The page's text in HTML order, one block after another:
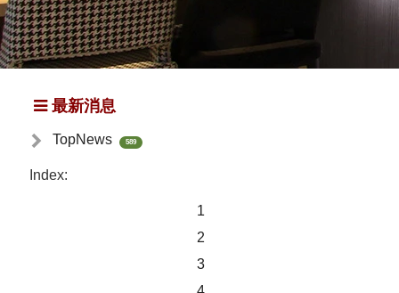
最新消息
TopNews 589
Index:
1
2
3